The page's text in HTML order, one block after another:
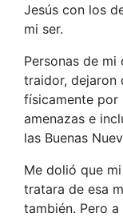
Jesús con los
mi ser.
Personas de
traidor, dejaron
físicamente por
amenazas e
las Buenas
Me dolió que
tratara de esa
también. Pero